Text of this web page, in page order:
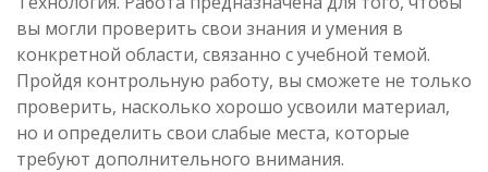
вы могли проверить свои знания и умения в
конкретной области, связанно с учебной темой.
Пройдя контрольную работу, вы сможете не только
проверить, насколько хорошо усвоили материал,
но и определить свои слабые места, которые
требуют дополнительного внимания.